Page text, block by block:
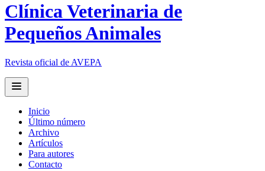
Clínica Veterinaria de
Pequeños Animales
Revista oficial de AVEPA
Open main menu
Inicio
Último número
Archivo
Artículos
Para autores
Contacto